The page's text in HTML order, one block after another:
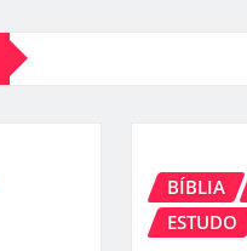
BÍBLIA
ESTUDO